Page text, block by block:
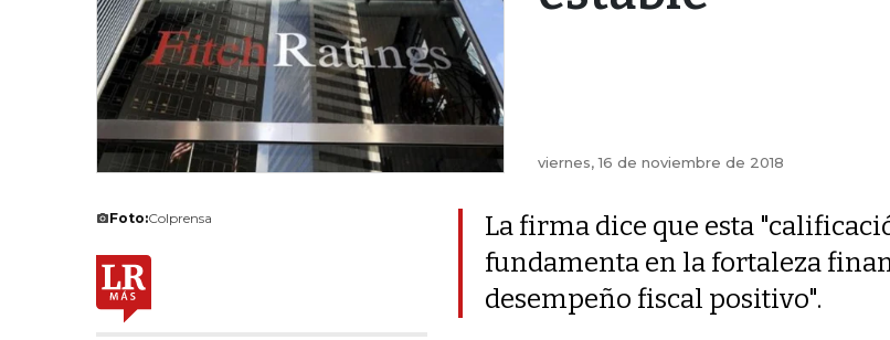
viernes, 16 de noviembre de 2018
Foto:Colprensa
La firma dice que esta
fundamenta en la fortaleza
desempeño fiscal positivo".